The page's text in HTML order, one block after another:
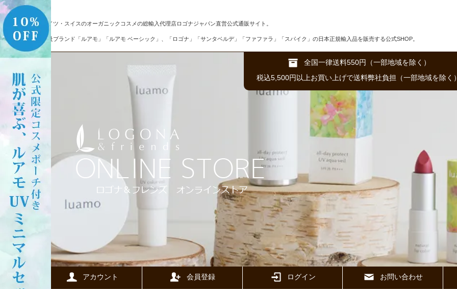
ドイツ・スイスのオーガニックコスメの総輸入代理店ロゴナジャパン直営公式通販サイト。
自社ブランド「ルアモ」「ルアモ ベーシック」、「ロゴナ」「サンタベルデ」「ファファラ」「スパイク」の日本正規輸入品を販売する公式SHOP。
全国一律送料550円（一部地域を除く）
税込5,500円以上お買い上げで送料弊社負担（一部地域を除く）
アカウント 会員登録 ログイン お問い合わせ